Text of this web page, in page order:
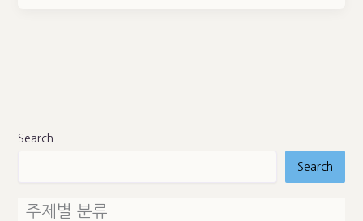
Search
Search
주제별 분류